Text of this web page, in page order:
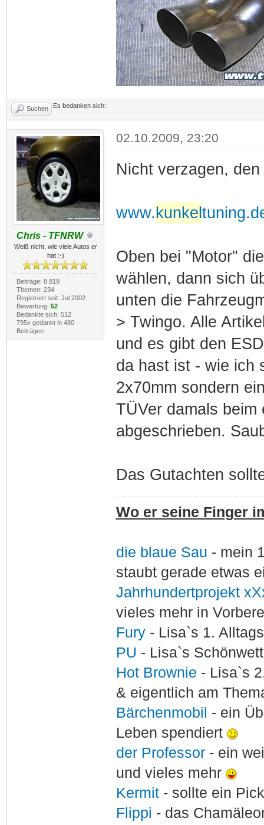
Suchen Es bedanken sich:
Chris - TFNRW
Weiß nicht, wie viele Autos er
hat :-)
Beiträge: 8.819
Themen: 234
Registriert seit: Jul 2002
Bewertung: 52
Bedankte sich: 512
795x gedankt in 480
Beiträgen
02.10.2009, 23:20
Nicht verzagen,
www. kunkel
Oben bei "Motor"
wählen, dann sich
unten die
> Twingo. Alle
und es gibt den
da hast ist - wie ich
2x70mm sondern
TÜVer damals
abgeschrieben.
Das Gutachten
Wo er seine Finger
die blaue Sau - mein
staubt gerade etwas
Jahrhundertprojekt
vieles mehr in
Fury - Lisa`s 1.
PU - Lisa`s
Hot Brownie - Lisa`s
& eigentlich am
Bärchenmobil - ein
Leben spendiert
der Professor - ein
und vieles mehr
Kermit- sollte ein
Flippi - das